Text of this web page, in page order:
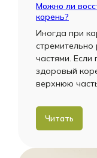
Можно ли
корень?
Иногда при
частями. Если
здоровый
верхнюю
Читать